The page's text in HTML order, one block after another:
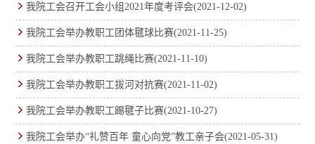
我院工会召开工会小组2021年度考评会(2021-12-02)
我院工会举办教职工团体毽球比赛(2021-11-25)
我院工会举办教职工跳绳比赛(2021-11-10)
我院工会举办教职工拔河对抗赛(2021-11-02)
我院工会举办教职工踢毽子比赛(2021-10-27)
我院工会举办“礼赞百年 童心向党”教工亲子会(2021-05-31)